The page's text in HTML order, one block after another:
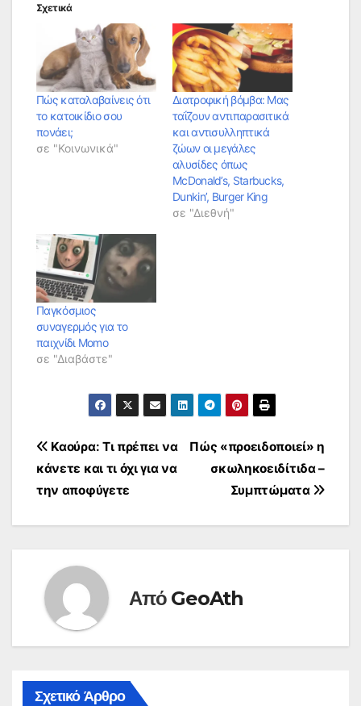
Σχετικά
Πώς καταλαβαίνεις ότι
το κατοικίδιο σου
πονάει;
σε "Κοινωνικά"
Διατροφική βόμβα: Μας
ταΐζουν αντιπαρασιτικά
και αντισυλληπτικά
ζώων οι μεγάλες
αλυσίδες όπως
McDonald’s, Starbucks,
Dunkin’, Burger King
σε "Διεθνή"
Παγκόσμιος
συναγερμός για το
παιχνίδι Momo
σε "Διαβάστε"
Πλοήγηση
άρθρων
Πώς «προειδοποιεί» η
σκωληκοειδίτιδα –
Συμπτώματα
Καούρα: Τι πρέπει να
κάνετε και τι όχι για να
την αποφύγετε
Από GeoAth
Σχετικό Άρθρο